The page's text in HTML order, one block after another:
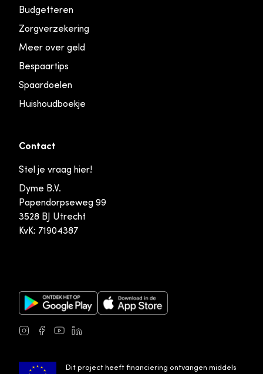
Budgetteren
Zorgverzekering
Meer over geld
Bespaartips
Spaardoelen
Huishoudboekje
Contact
Stel je vraag hier!
Dyme B.V.
Papendorpseweg 99
3528 BJ Utrecht
KvK: 71904387
Google Play Store Apple App Store
Instagram
Facebook
YoutubeLinkedIn
Dit project heeft financiering ontvangen middels